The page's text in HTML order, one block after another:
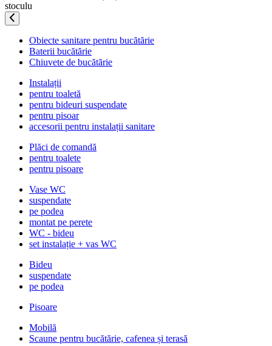
stoculu
Obiecte sanitare pentru bucătărie
Baterii bucătărie
Chiuvete de bucătărie
Instalații
pentru toaletă
pentru bideuri suspendate
pentru pisoar
accesorii pentru instalații sanitare
Plăci de comandă
pentru toalete
pentru pisoare
Vase WC
suspendate
pe podea
montat pe perete
WC - bideu
set instalație + vas WC
Bideu
suspendate
pe podea
Pisoare
Mobilă
Scaune pentru bucătărie, cafenea și terasă